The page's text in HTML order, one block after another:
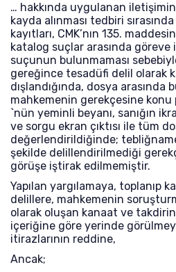
… hakkında uygulanan
kayda alınması tedbiri
kayıtları, CMK’nın 135.
katalog suçlar arasında göreve
suçunun bulunmaması
gereğince tesadüfi delil olarak
dışlandığında, dosya arasında
mahkemenin gerekçesine konu
`nün yeminli beyanı, sanığın
ve sorgu ekran çıktısı ile tüm
değerlendirildiğinde;
şekilde delillendirilmediği
görüşe iştirak edilmemiştir.
Yapılan yargılamaya, toplanıp
delillere, mahkemenin
olarak oluşan kanaat ve
içeriğine göre yerinde
itirazlarının reddine,
Ancak;